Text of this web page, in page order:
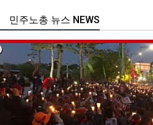
주노총 뉴스 NEWS